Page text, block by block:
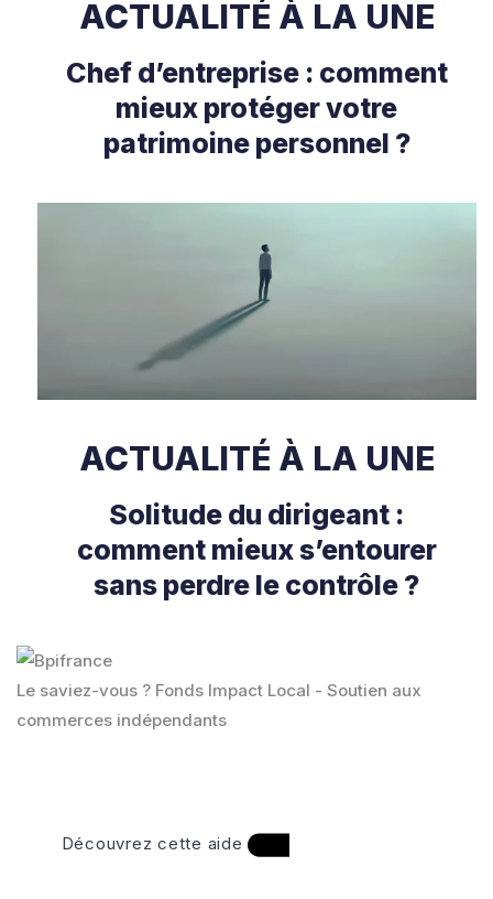
ACTUALITÉ À LA UNE
Chef d’entreprise : comment
mieux protéger votre
patrimoine personnel ?
ACTUALITÉ À LA UNE
Solitude du dirigeant :
comment mieux s’entourer
sans perdre le contrôle ?
Le saviez-vous ? Fonds Impact Local - Soutien aux
commerces indépendants
Découvrez cette aide